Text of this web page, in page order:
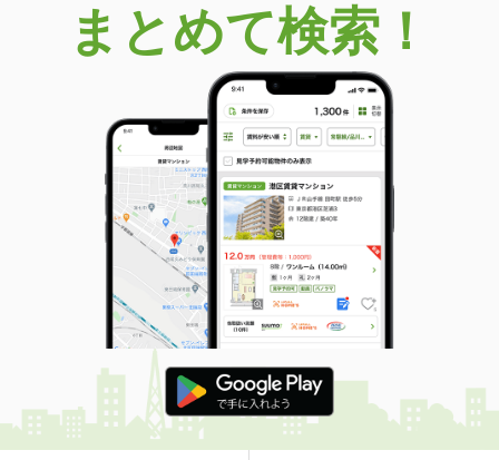
まとめて検索！